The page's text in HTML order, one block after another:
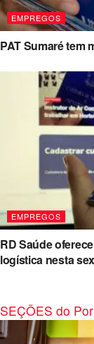
EMPREGOS
PAT Sumaré tem
EMPREGOS
RD Saúde
logística nesta
SEÇÕES do